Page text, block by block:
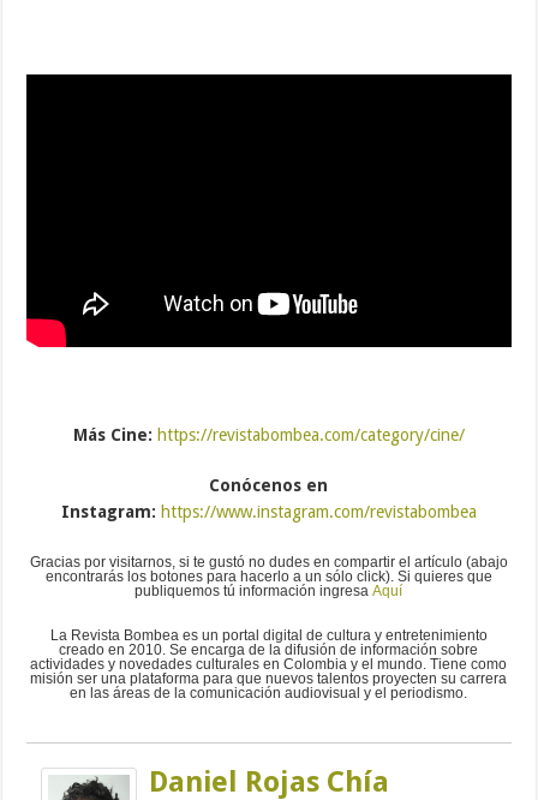
Más Cine: https://revistabombea.com/category/cine/
Conócenos en
Instagram: https://www.instagram.com/revistabombea
Gracias por visitarnos, si te gustó no dudes en compartir el artículo (abajo
encontrarás los botones para hacerlo a un sólo click). Si quieres que
publiquemos tú información ingresaAquí
La Revista Bombea es un portal digital de cultura y entretenimiento
creado en 2010. Se encarga de la difusión de información sobre
actividades y novedades culturales en Colombia y el mundo. Tiene como
misión ser una plataforma para que nuevos talentos proyecten su carrera
en las áreas de la comunicación audiovisual y el periodismo.
Daniel Rojas Chía